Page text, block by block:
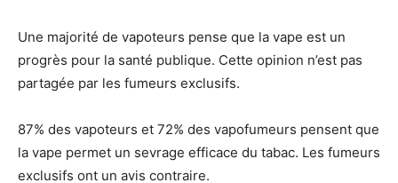
Une majorité de vapoteurs pense que la vape est un
progrès pour la santé publique. Cette opinion n’est pas
partagée par les fumeurs exclusifs.
87% des vapoteurs et 72% des vapofumeurs pensent que
la vape permet un sevrage efficace du tabac. Les fumeurs
exclusifs ont un avis contraire.